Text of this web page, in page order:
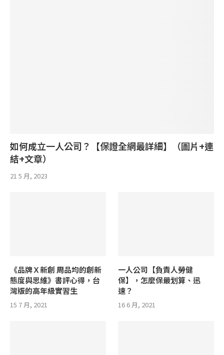
如何成立一人公司？【保證全網最詳細】（圖片+連
結+文章）
21 5 月, 2023
《品牌Ｘ新創 周品均的創新
態度與思維》書評心得，台
灣版的高年級實習生
15 7 月, 2021
一人公司【負責人勞健
保】，怎麼保最划算、迅
速？
16 6 月, 2021